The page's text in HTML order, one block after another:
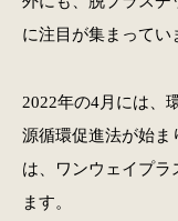
に注目が集まってい
2022年の4月には、
源循環促進法が始ま
は、ワンウェイプラ
ます。